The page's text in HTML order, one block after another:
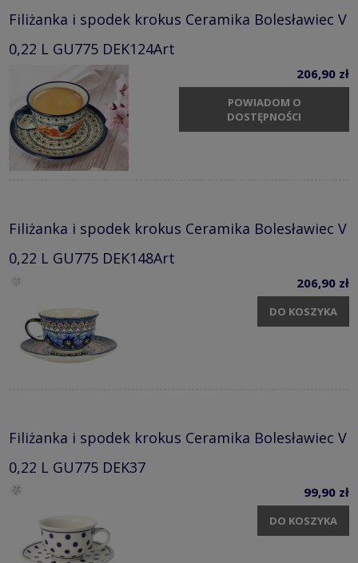
Filiżanka i spodek krokus Ceramika Bolesławiec V
0,22 L GU775 DEK124Art
206,90 zł
POWIADOM O
DOSTĘPNOŚCI
Filiżanka i spodek krokus Ceramika Bolesławiec V
0,22 L GU775 DEK148Art
206,90 zł
DO KOSZYKA
Filiżanka i spodek krokus Ceramika Bolesławiec V
0,22 L GU775 DEK37
99,90 zł
DO KOSZYKA